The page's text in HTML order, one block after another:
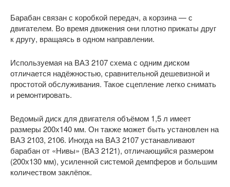
Барабан связан с коробкой передач, а корзина — с
двигателем. Во время движения они плотно прижаты друг
к другу, вращаясь в одном направлении.
Используемая на ВАЗ 2107 схема с одним диском
отличается надёжностью, сравнительной дешевизной и
простотой обслуживания. Такое сцепление легко снимать
и ремонтировать.
Ведомый диск для двигателя объёмом 1,5 л имеет
размеры 200х140 мм. Он также может быть установлен на
ВАЗ 2103, 2106. Иногда на ВАЗ 2107 устанавливают
барабан от «Нивы» (ВАЗ 2121), отличающийся размером
(200х130 мм), усиленной системой демпферов и большим
количеством заклёпок.